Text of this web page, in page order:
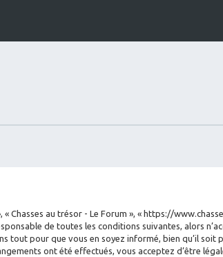
Chasses au trésor - Le Forum », « https://
de toutes les conditions suivantes, alors
tout pour que vous en soyez informé, bien qu’il
ont été effectués, vous acceptez d’être